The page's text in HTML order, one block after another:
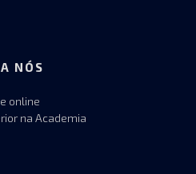
NÓS
online
na Academia